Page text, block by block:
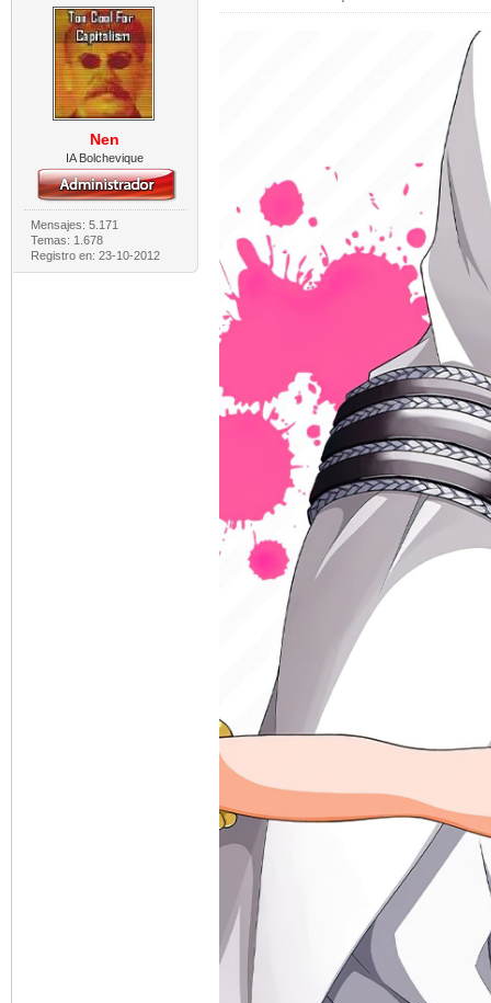
Nen
IA Bolchevique
Mensajes: 5.171
Temas: 1.678
Registro en: 23-10-2012